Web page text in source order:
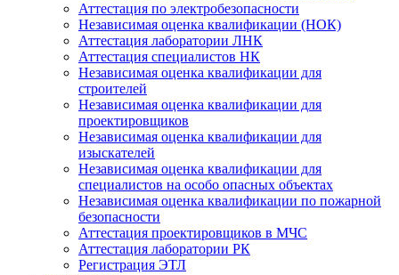
Аттестация по электробезопасности
Независимая оценка квалификации (НОК)
Аттестация лаборатории ЛНК
Аттестация специалистов НК
Независимая оценка квалификации для
строителей
Независимая оценка квалификации для
проектировщиков
Независимая оценка квалификации для
изыскателей
Независимая оценка квалификации для
специалистов на особо опасных объектах
Независимая оценка квалификации по пожарной
безопасности
Аттестация проектировщиков в МЧС
Аттестация лаборатории РК
Регистрация ЭТЛ